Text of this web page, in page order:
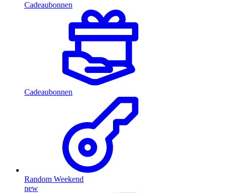
Cadeaubonnen
Cadeaubonnen
Random Weekend
new